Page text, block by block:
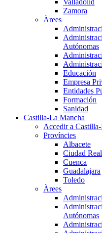
Valladolid
Zamora
Àrees
Autónomas
Educación
Empresa
Entidades
Formación
Sanidad
Castilla-La Mancha
Accedir a
Províncies
Albacete
Ciudad Real
Cuenca
Guadalajara
Toledo
Àrees
Autónomas